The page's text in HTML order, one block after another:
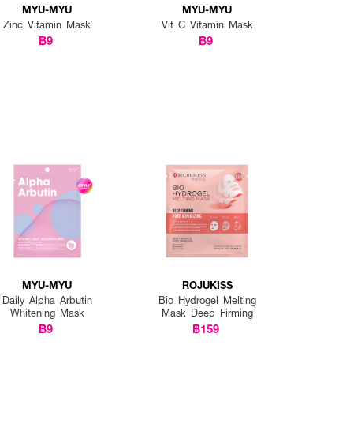
MYU-MYU
Zinc Vitamin Mask
฿9
MYU-MYU
Vit C Vitamin Mask
฿9
MYU-MYU
Daily Alpha Arbutin
Whitening Mask
฿9
ROJUKISS
Bio Hydrogel Melting
Mask Deep Firming
฿159